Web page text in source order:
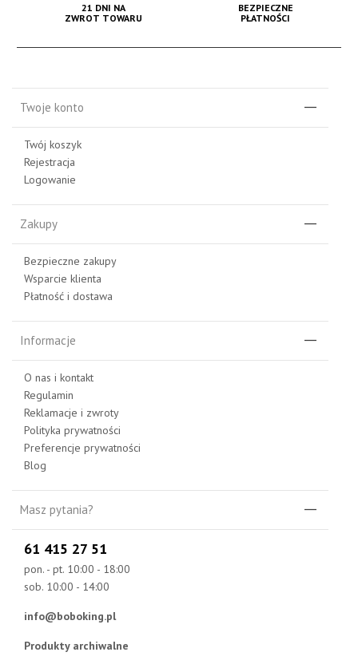
21 DNI NA
ZWROT TOWARU
BEZPIECZNE
PŁATNOŚCI
Twoje konto
Twój koszyk
Rejestracja
Logowanie
Zakupy
Bezpieczne zakupy
Wsparcie klienta
Płatność i dostawa
Informacje
O nas i kontakt
Regulamin
Reklamacje i zwroty
Polityka prywatności
Preferencje prywatności
Blog
Masz pytania?
61 415 27 51
pon. - pt. 10:00 - 18:00
sob. 10:00 - 14:00
info@boboking.pl
Produkty archiwalne